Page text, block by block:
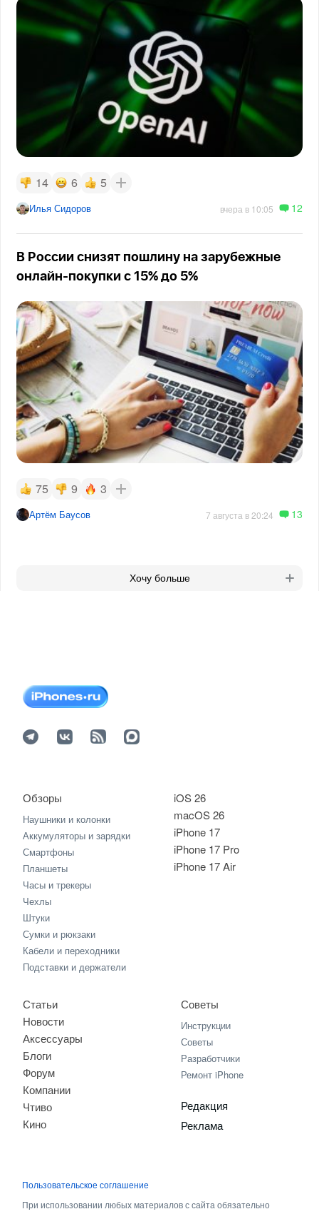
14 6 5
Илья Сидоров вчера в 10:05 12
В России снизят пошлину на зарубежные
онлайн-покупки с 15% до 5%
75 9 3
Артём Баусов 7 августа в 20:24 13
Хочу больше
iOS 26
macOS 26
iPhone 17
iPhone 17 Pro
iPhone 17 Air
Обзоры
Наушники и колонки
Аккумуляторы и зарядки
Смартфоны
Планшеты
Часы и трекеры
Чехлы
Штуки
Сумки и рюкзаки
Кабели и переходники
Подставки и держатели
Статьи
Новости
Аксессуары
Блоги
Форум
Компании
Чтиво
Кино
Советы
Инструкции
Советы
Разработчики
Ремонт iPhone
Редакция
Реклама
Пользовательское соглашение
При использовании любых материалов с сайта обязательно